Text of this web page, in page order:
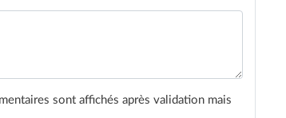
sont affichés après validation mais